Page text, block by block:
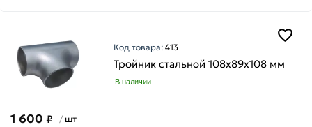
Код товара:413
Тройник стальной 108х89х108 мм
В наличии
1 600 ₽ / шт